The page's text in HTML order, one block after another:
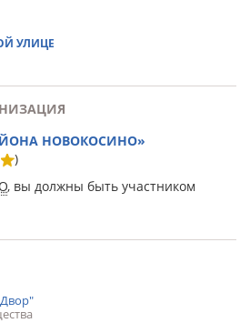
УЛИЦЕ
НОВОКОСИНО»
)
, вы должны быть участником